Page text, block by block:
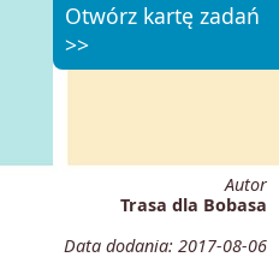
Otwórz kartę zadań
>>
Autor
Trasa dla Bobasa
Data dodania: 2017-08-06